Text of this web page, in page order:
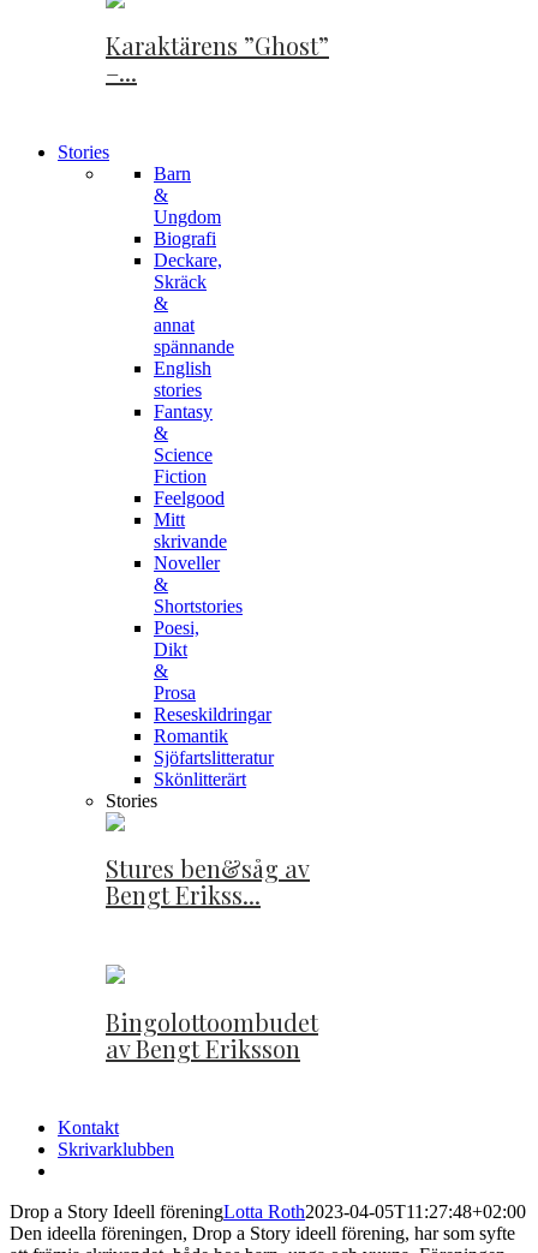
Karaktärens ”Ghost”
–...
Stories
Barn
&
Ungdom
Biografi
Deckare,
Skräck
&
annat
spännande
English
stories
Fantasy
&
Science
Fiction
Feelgood
Mitt
skrivande
Noveller
&
Shortstories
Poesi,
Dikt
&
Prosa
Reseskildringar
Romantik
Sjöfartslitteratur
Skönlitterärt
Stories
Stures ben&såg av
Bengt Erikss...
Bingolottoombudet
av Bengt Eriksson
Kontakt
Skrivarklubben
Drop a Story Ideell föreningLotta Roth2023-04-05T11:27:48+02:00
Den ideella föreningen, Drop a Story ideell förening, har som syfte